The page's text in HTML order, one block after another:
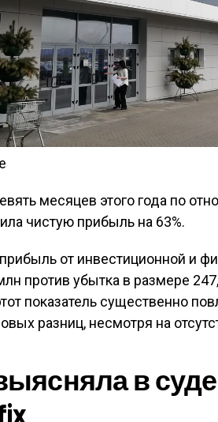
месяцев этого года по
чистую прибыль на 63%.
от инвестиционной и
против убытка в размере
показатель существенно
разниц, несмотря на
в